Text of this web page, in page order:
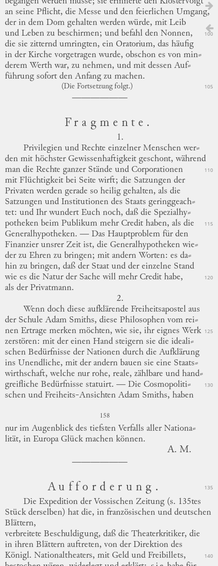
an seine Pflicht, die Messe und den feierlichen Umgang,
der in dem Dom gehalten werden würde, mit Leib
und Leben zu beschirmen; und befahl den Nonnen,
100
die sie zitternd umringten, ein Oratorium, das häufig
in der Kirche vorgetragen wurde, obschon es von min⸗
derem Werth war, zu nehmen, und mit dessen Auf⸗
führung sofort den Anfang zu machen.
(Die Fortsetzung folgt.) 105
Fragmente.
1.
Privilegien und Rechte einzelner Menschenwer⸗
den mit höchster Gewissenhaftigkeit geschont, während
man die Rechte ganzer Stände und Corporationen
110
mit Flüchtigkeit bei Seite wirft; die Satzungen der
Privaten werden gerade so heilig gehalten, als die
Satzungen und Institutionen des Staats geringgeach⸗
tet: und Ihr wundert Euch noch, daß die Spezialhy⸗
potheken beim Publikum mehr Credit haben, als die 115
Generalhypotheken. — Das Hauptproblem für den
Finanzier unsrer Zeit ist, die Generalhypotheken wie⸗
derzu Ehren zu bringen; mit andern Worten: es da⸗
hin zu bringen, daß der Staat und der einzelne Stand
wie es die Natur der Sache will mehr Credit habe,
120
als der Privatmann.
2.
Wenn doch diese aufklärende Freiheitsapostel aus
der Schule Adam Smiths, diese Philosophen vom rei⸗
nen Ertrage merken möchten, wie sie, ihr eignes Werk 125
zerstören: mit der einen Hand steigern sie die ideali⸗
schen Bedürfnisse der Nationen durch die Aufklärung
ins Unendliche, mit der andern bauen sie eine Staats⸗
wirthschaft, welche nur rohe, reale, zählbare und hand⸗
greifliche Bedürfnisse statuirt. — Die Cosmopoliti⸗ 130
schen und Freiheits-Ansichten Adam Smiths, haben
158
nur im Augenblick des tiefsten Verfalls aller Nationa⸗
lität, in Europa Glück machen können.
A. M.
Aufforderung. 135
Die Expedition der Vossischen Zeitung (s. 135tes
Stück derselben) hat die, in französischen und deutschen
Blättern,
verbreitete Beschuldigung, daß die Theaterkritiker, die
in ihren Blättern auftreten, von der Direktion des
Königl. Nationaltheaters, mit Geld und Freibillets,
140